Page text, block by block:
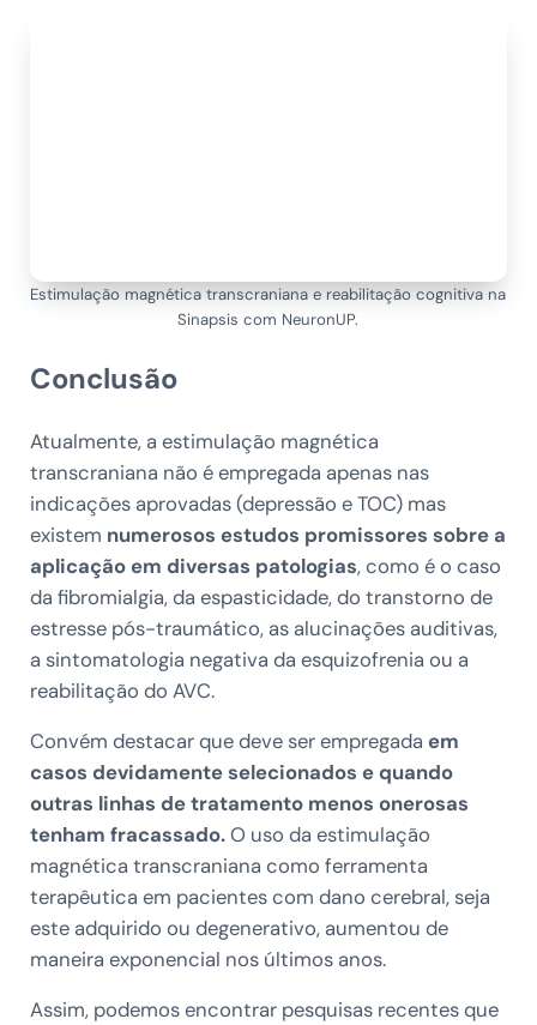
Estimulação magnética transcraniana e reabilitação cognitiva na
Sinapsis com NeuronUP.
Conclusão
Atualmente, a estimulação magnética
transcraniana não é empregada apenas nas
indicações aprovadas (depressão e TOC) mas
existem numerosos estudos promissores sobre a
aplicação em diversas patologias, como é o caso
da fibromialgia, da espasticidade, do transtorno de
estresse pós-traumático, as alucinações auditivas,
a sintomatologia negativa da esquizofrenia ou a
reabilitação do AVC.
Convém destacar que deve ser empregada em
casos devidamente selecionados e quando
outras linhas de tratamento menos onerosas
tenham fracassado.O uso da estimulação
magnética transcraniana como ferramenta
terapêutica em pacientes com dano cerebral, seja
este adquirido ou degenerativo, aumentou de
maneira exponencial nos últimos anos.
Assim, podemos encontrar pesquisas recentes que